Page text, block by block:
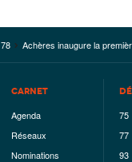
78 Achères inaugure la
CARNET
Agenda
Réseaux
Nominations
75
77
93